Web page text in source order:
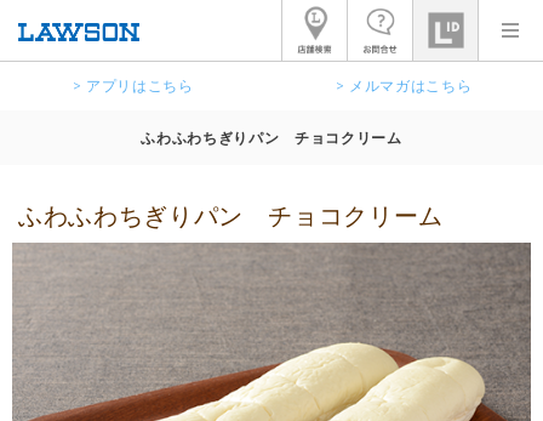
> アプリはこちら > メルマガはこちら
ふわふわちぎりパン チョコクリーム
ふわふわちぎりパン チョコクリーム